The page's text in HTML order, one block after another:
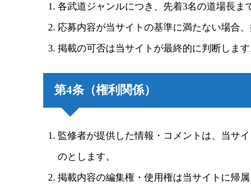
各武道ジャンルにつき、先着3名の道場長ま
応募内容が当サイトの基準に満たない場合
掲載の可否は当サイトが最終的に判断します
第4条（権利関係）
監修者が提供した情報・コメントは、当サ
のとします。
掲載内容の編集権・使用権は当サイトに帰属